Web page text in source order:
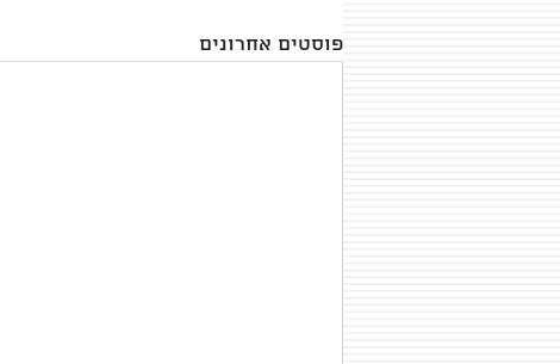
פוסטים אחרונים